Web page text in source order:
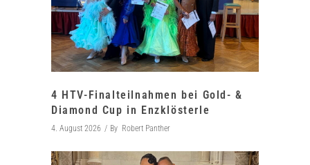
4 HTV-Finalteilnahmen bei Gold- &
Diamond Cup in Enzklösterle
4. August 2026 By Robert Panther